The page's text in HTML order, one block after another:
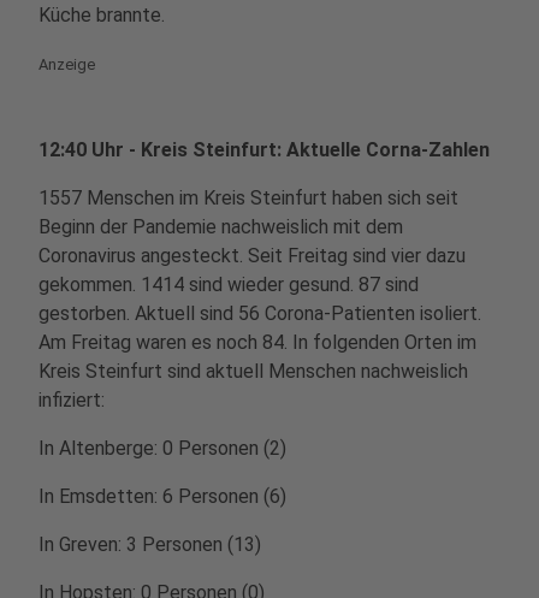
Küche brannte.
Anzeige
12:40 Uhr - Kreis Steinfurt: Aktuelle Corna-Zahlen
1557 Menschen im Kreis Steinfurt haben sich seit
Beginn der Pandemie nachweislich mit dem
Coronavirus angesteckt. Seit Freitag sind vier dazu
gekommen. 1414 sind wieder gesund. 87 sind
gestorben. Aktuell sind 56 Corona-Patienten isoliert.
Am Freitag waren es noch 84. In folgenden Orten im
Kreis Steinfurt sind aktuell Menschen nachweislich
infiziert:
In Altenberge: 0 Personen (2)
In Emsdetten: 6 Personen (6)
In Greven: 3 Personen (13)
In Hopsten: 0 Personen (0)